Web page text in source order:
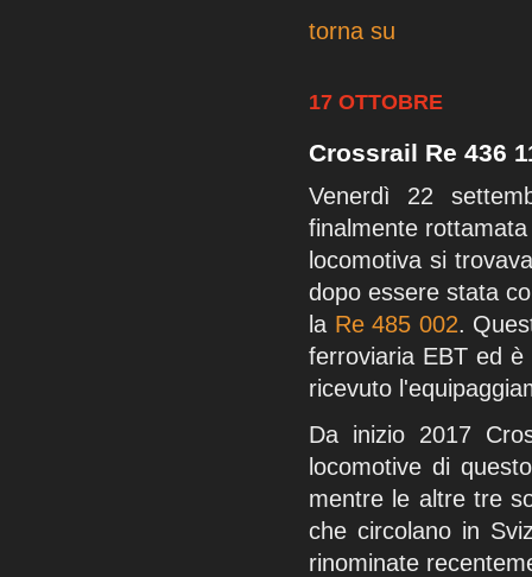
torna su
17 OTTOBRE
Crossrail Re 436
Venerdì 22
finalmente
locomotiva si
dopo essere stata
la Re 485 002.
ferroviaria EBT ed
ricevuto
Da inizio 2017
locomotive di
mentre le altre tre
che circolano in
rinominate